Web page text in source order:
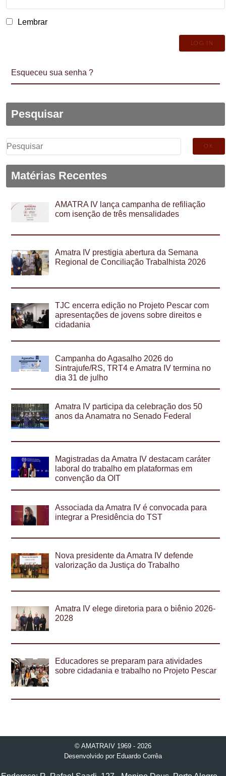
Lembrar
Esqueceu sua senha ?
Pesquisar
Pesquisar
por:
Matérias Recentes
AMATRA IV lança campanha de refiliação
com isenção de três mensalidades
Amatra IV prestigia abertura da Semana
Regional de Conciliação Trabalhista 2026
TJC encerra edição no Projeto Pescar com
apresentações de jovens sobre direitos e
cidadania
Campanha do Agasalho 2026 do
Sintrajufe/RS, TRT4 e Amatra IV termina no
dia 31 de julho
Amatra IV participa da celebração dos 50
anos da Anamatra no Senado Federal
Magistradas da Amatra IV destacam caráter
laboral do trabalho em plataformas em
convenção da OIT
Associada da Amatra IV é convocada para
integrar a Presidência do TST
Nova presidente da Amatra IV defende
valorização da Justiça do Trabalho
Amatra IV elege diretoria para o biênio 2026-
2028
Educadores se preparam para atividades
sobre cidadania e trabalho no Projeto Pescar
© AMATRAIV 1969 - 2026
Desenvolvido por Eduardo Corrêa